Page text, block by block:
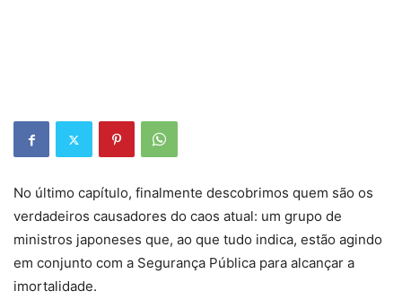
No último capítulo, finalmente descobrimos quem são os
verdadeiros causadores do caos atual: um grupo de
ministros japoneses que, ao que tudo indica, estão agindo
em conjunto com a Segurança Pública para alcançar a
imortalidade.